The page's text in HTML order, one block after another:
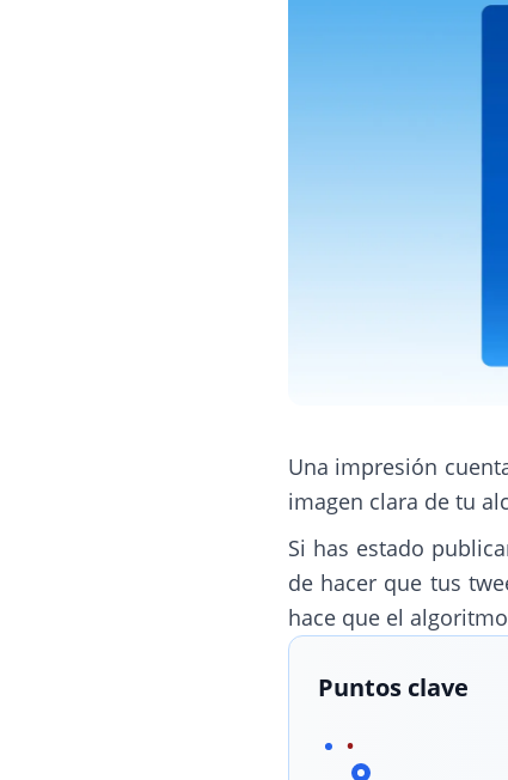
Una impresión
imagen clara de tu
Si has estado
de hacer que tus
hace que el
Puntos clave